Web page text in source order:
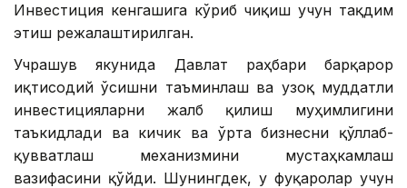
Инвестиция кенгашига кўриб чиқиш учун тақдим
этиш режалаштирилган.
Учрашув якунида Давлат раҳбари барқарор
иқтисодий ўсишни таъминлаш ва узоқ муддатли
инвестицияларни жалб қилиш муҳимлигини
таъкидлади ва кичик ва ўрта бизнесни қўллаб-
қувватлаш механизмини мустаҳкамлаш
вазифасини қўйди. Шунингдек, у фуқаролар учун